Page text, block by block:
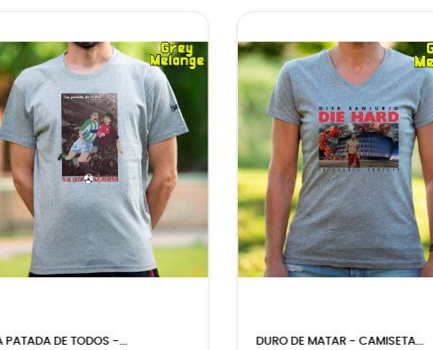
AURA -CAMISETA HOMBRE MANGA... DURO DE MATAR -